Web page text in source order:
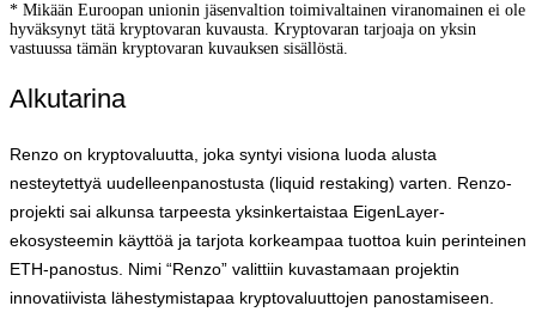
* Mikään Euroopan unionin jäsenvaltion toimivaltainen viranomainen ei ole
hyväksynyt tätä kryptovaran kuvausta. Kryptovaran tarjoaja on yksin
vastuussa tämän kryptovaran kuvauksen sisällöstä.
Alkutarina
Renzo on kryptovaluutta, joka syntyi visiona luoda alusta
nesteytettyä uudelleenpanostusta (liquid restaking) varten. Renzo-
projekti sai alkunsa tarpeesta yksinkertaistaa EigenLayer-
ekosysteemin käyttöä ja tarjota korkeampaa tuottoa kuin perinteinen
ETH-panostus. Nimi “Renzo” valittiin kuvastamaan projektin
innovatiivista lähestymistapaa kryptovaluuttojen panostamiseen.